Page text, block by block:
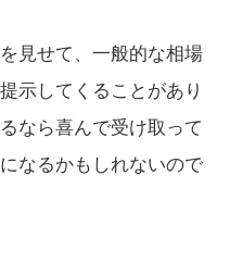
見せて、一般的な相場
示してくることがあり
なら喜んで受け取って
なるかもしれないので